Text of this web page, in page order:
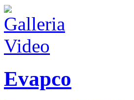
Evapco